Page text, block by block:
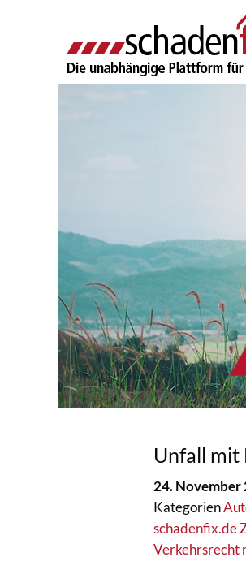
Unfall mit
24. November
Kategorien
schadenfix.de
Verkehrsrecht